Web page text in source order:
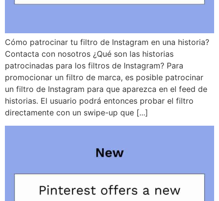
Cómo patrocinar tu filtro de Instagram en una historia?
Contacta con nosotros ¿Qué son las historias
patrocinadas para los filtros de Instagram? Para
promocionar un filtro de marca, es posible patrocinar
un filtro de Instagram para que aparezca en el feed de
historias. El usuario podrá entonces probar el filtro
directamente con un swipe-up que [...]